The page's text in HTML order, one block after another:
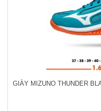
GIÀY MIZUNO THUNDER